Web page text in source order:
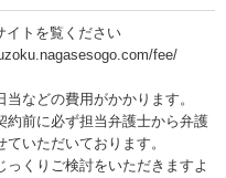
イトを覧ください
fee/
当などの費用がかかります。
約前に必ず担当弁護士から弁護
いただいております。
くりご検討をいただきますよ